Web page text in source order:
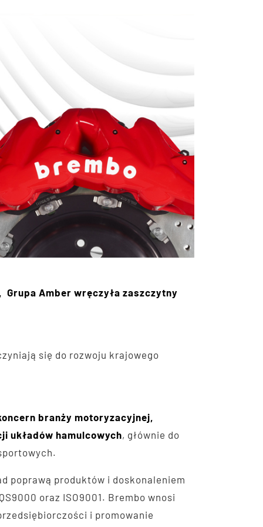
Grupa Amber wręczyła zaszczytny
się do rozwoju krajowego
branży motoryzacyjnej,
układów hamulcowych, głównie do
poprawą produktów i doskonaleniem
oraz ISO9001. Brembo wnosi
i promowanie